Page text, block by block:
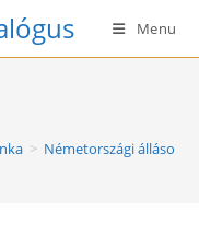
Menu
> Németországi állások